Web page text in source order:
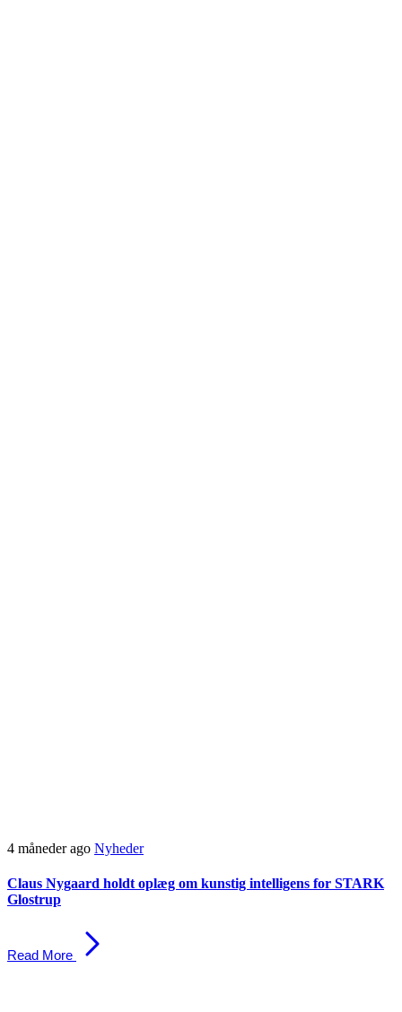
4 måneder ago Nyheder
Claus Nygaard holdt oplæg om kunstig intelligens for STARK
Glostrup
Read More